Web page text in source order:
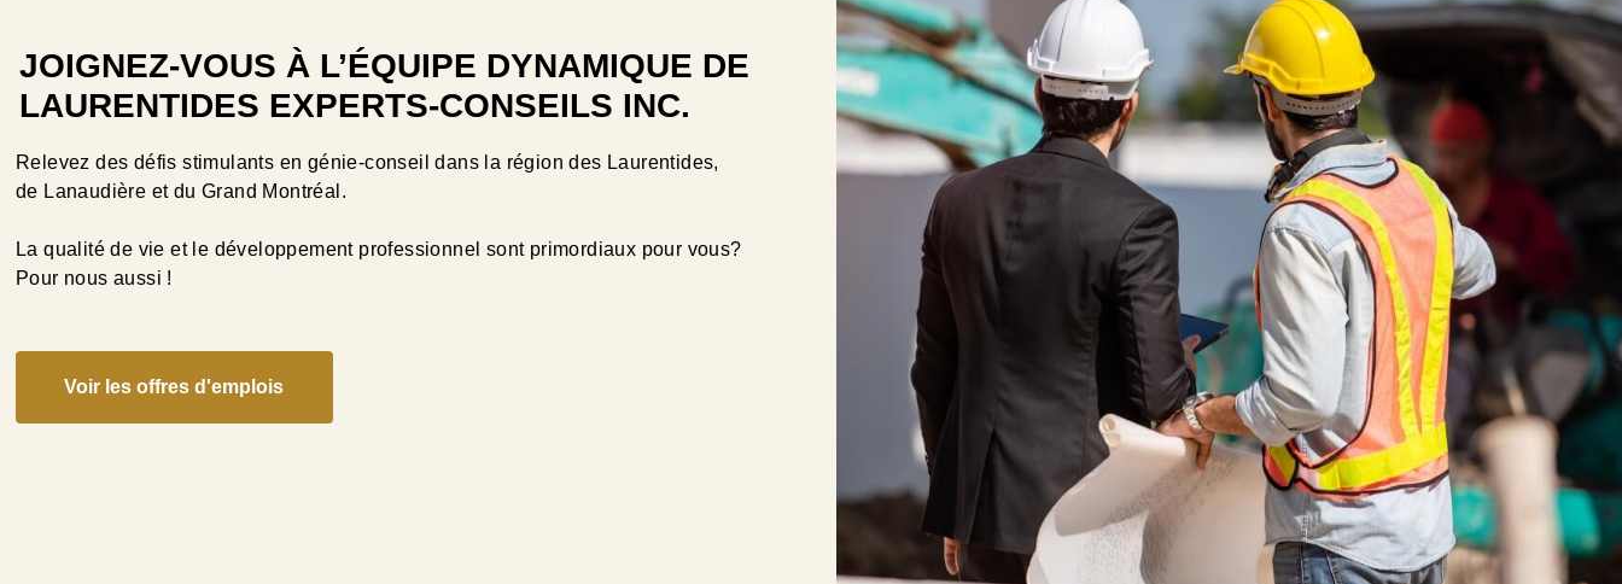
JOIGNEZ-VOUS À L’ÉQUIPE DYNAMIQUE DE
LAURENTIDES EXPERTS-CONSEILS INC.
Relevez des défis stimulants en génie-conseil dans la région des Laurentides,
de Lanaudière et du Grand Montréal.
La qualité de vie et le développement professionnel sont primordiaux pour vous?
Pour nous aussi !
Voir les offres d'emplois